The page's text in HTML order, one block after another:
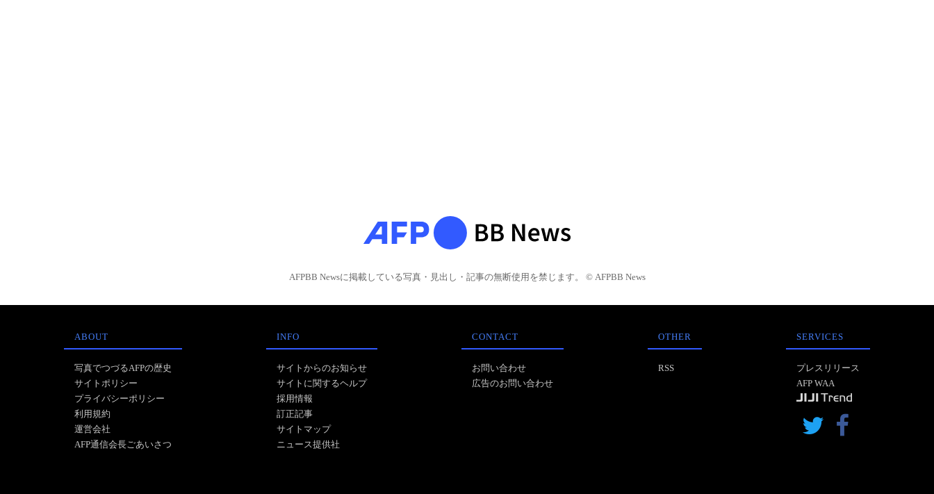
AFPBB Newsに掲載している写真・見出し・記事の無断使用を禁じます。 © AFPBB News
ABOUT
写真でつづるAFPの歴史
サイトポリシー
プライバシーポリシー
利用規約
運営会社
AFP通信会長ごあいさつ
INFO
サイトからのお知らせ
サイトに関するヘルプ
採用情報
訂正記事
サイトマップ
ニュース提供社
CONTACT
お問い合わせ
広告のお問い合わせ
OTHER
RSS
SERVICES
プレスリリース
AFP WAA